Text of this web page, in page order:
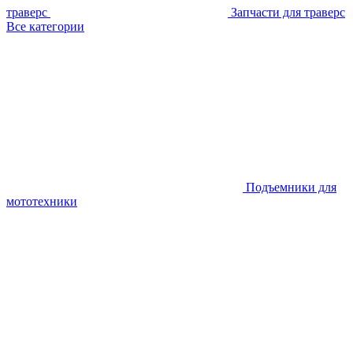
траверс
Запчасти для траверс
Все категории
Подъемники для
мототехники